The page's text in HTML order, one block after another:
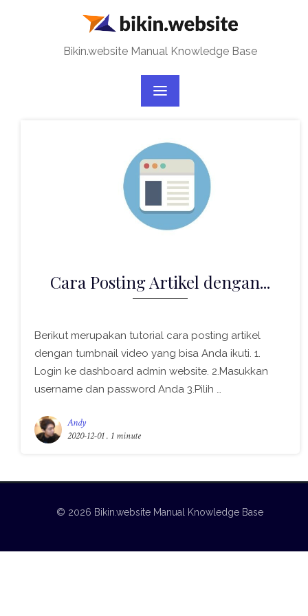
Bikin.website Manual Knowledge Base
Cara Posting Artikel dengan...
Berikut merupakan tutorial cara posting artikel
dengan tumbnail video yang bisa Anda ikuti. 1.
Login ke dashboard admin website. 2.Masukkan
username dan password Anda 3.Pilih …
Andy
2020-12-01. 1 minute
© 2026 Bikin.website Manual Knowledge Base